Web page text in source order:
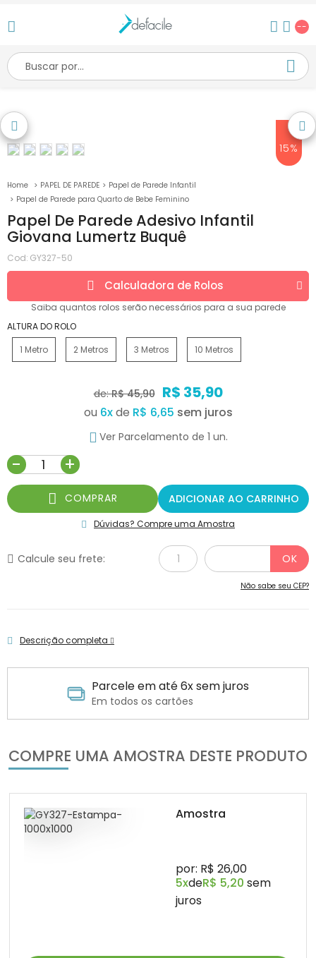
--
15%
PAPEL DE PAREDE
Papel de Parede Infantil
Papel de Parede para Quarto de Bebe Feminino
Papel De Parede Adesivo Infantil
Giovana Lumertz Buquê
Cod: GY327-50
Calculadora de Rolos
Saiba quantos rolos serão necessários para a sua parede
ALTURA DO ROLO
1 Metro
2 Metros 3 Metros 10 Metros
de:R$ 45,90 R$ 35,90
ou 6xde R$ 6,65
Ver Parcelamento de 1 un.
- +
COMPRAR ADICIONAR AO CARRINHO
Dúvidas? Compre uma Amostra
Calcule seu frete:
Não sabe seu CEP?
Descrição completa
Parcele em até 6x sem juros
Em todos os cartões
COMPRE UMA AMOSTRA DESTE PRODUTO
Amostra
por: R$ 26,00
5xdeR$ 5,20 sem
juros